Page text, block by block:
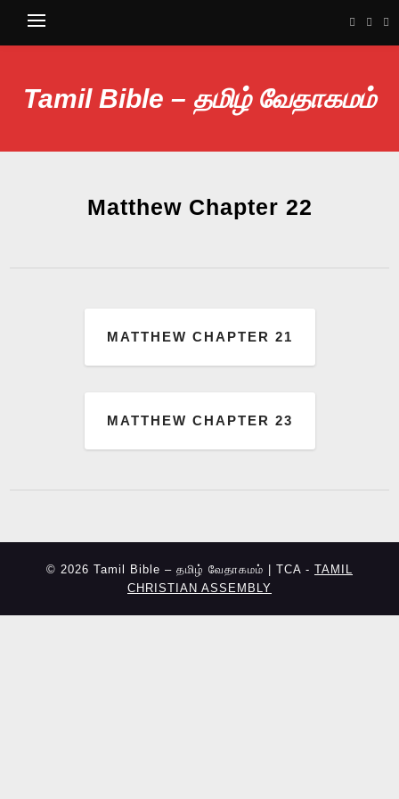
Tamil Bible – தமிழ் வேதாகமம்
Matthew Chapter 22
MATTHEW CHAPTER 21
MATTHEW CHAPTER 23
© 2026 Tamil Bible – தமிழ் வேதாகமம் | TCA - TAMIL
CHRISTIAN ASSEMBLY